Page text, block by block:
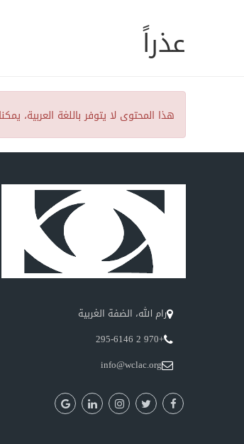
عذراً
هذا المحتوى لا يتوفر باللغة العربية،
رام الله، الضفة الغربية
+970 2 295-6146
info@wclac.org